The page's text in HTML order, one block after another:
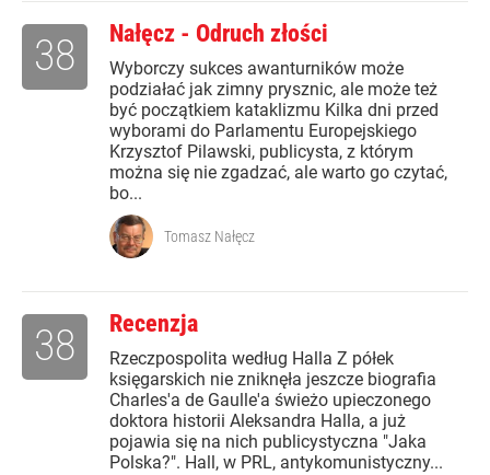
Nałęcz - Odruch złości
Wyborczy sukces awanturników może
podziałać jak zimny prysznic, ale może też
być początkiem kataklizmu Kilka dni przed
wyborami do Parlamentu Europejskiego
Krzysztof Pilawski, publicysta, z którym
można się nie zgadzać, ale warto go czytać,
bo...
38
Tomasz Nałęcz
Recenzja
Rzeczpospolita według Halla Z półek
księgarskich nie zniknęła jeszcze biografia
Charles'a de Gaulle'a świeżo upieczonego
doktora historii Aleksandra Halla, a już
pojawia się na nich publicystyczna "Jaka
Polska?". Hall, w PRL, antykomunistyczny...
38